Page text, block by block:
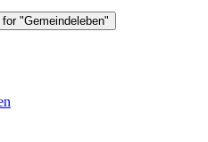
"Gemeindeleben"